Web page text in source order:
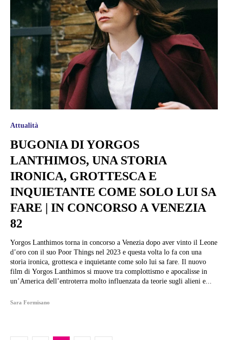
Attualità
BUGONIA DI YORGOS
LANTHIMOS, UNA STORIA
IRONICA, GROTTESCA E
INQUIETANTE COME SOLO LUI SA
FARE | IN CONCORSO A VENEZIA
82
Yorgos Lanthimos torna in concorso a Venezia dopo aver vinto il Leone
d’oro con il suo Poor Things nel 2023 e questa volta lo fa con una
storia ironica, grottesca e inquietante come solo lui sa fare. Il nuovo
film di Yorgos Lanthimos si muove tra complottismo e apocalisse in
un’America dell’entroterra molto influenzata da teorie sugli alieni e...
Sara Formisano